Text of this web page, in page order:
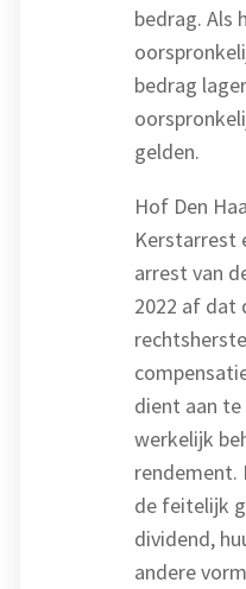
bedrag. Als
bedrag
gelden.
Hof Den
Kerstarrest
arrest van
2022 af dat
dient aan
werkelijk
rendement.
de feitelijk
dividend,
andere